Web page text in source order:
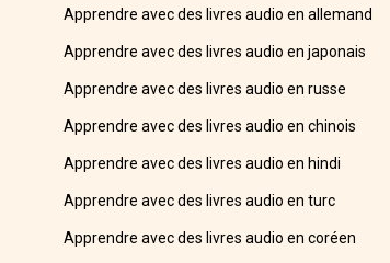
Apprendre avec des livres audio en allemand
Apprendre avec des livres audio en japonais
Apprendre avec des livres audio en russe
Apprendre avec des livres audio en chinois
Apprendre avec des livres audio en hindi
Apprendre avec des livres audio en turc
Apprendre avec des livres audio en coréen